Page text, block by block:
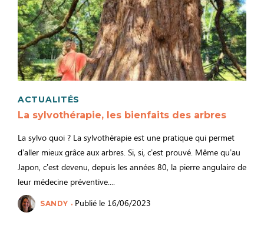
ACTUALITÉS
La sylvothérapie, les bienfaits des arbres
La sylvo quoi ? La sylvothérapie est une pratique qui permet
d’aller mieux grâce aux arbres. Si, si, c’est prouvé. Même qu’au
Japon, c’est devenu, depuis les années 80, la pierre angulaire de
leur médecine préventive....
SANDY Publié le 16/06/2023